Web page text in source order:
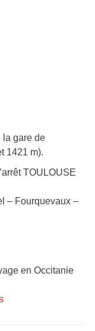
la gare de
1421 m).
TOULOUSE
– Fourquevaux –
en Occitanie